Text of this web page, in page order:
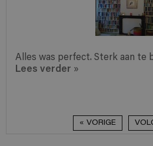
Alles was perfect. Sterk aan te
Lees verder »
« VORIGE